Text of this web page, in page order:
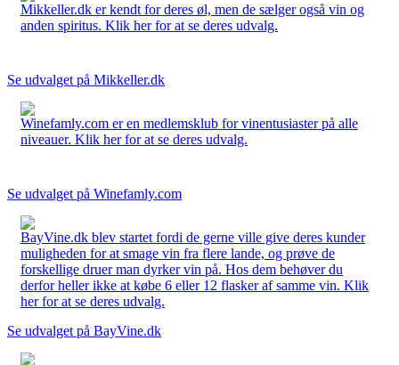
Mikkeller.dk er kendt for deres øl, men de sælger også vin og
anden spiritus. Klik her for at se deres udvalg.
Se udvalget på Mikkeller.dk
Winefamly.com er en medlemsklub for vinentusiaster på alle
niveauer. Klik her for at se deres udvalg.
Se udvalget på Winefamly.com
BayVine.dk blev startet fordi de gerne ville give deres kunder
muligheden for at smage vin fra flere lande, og prøve de
forskellige druer man dyrker vin på. Hos dem behøver du
derfor heller ikke at købe 6 eller 12 flasker af samme vin. Klik
her for at se deres udvalg.
Se udvalget på BayVine.dk